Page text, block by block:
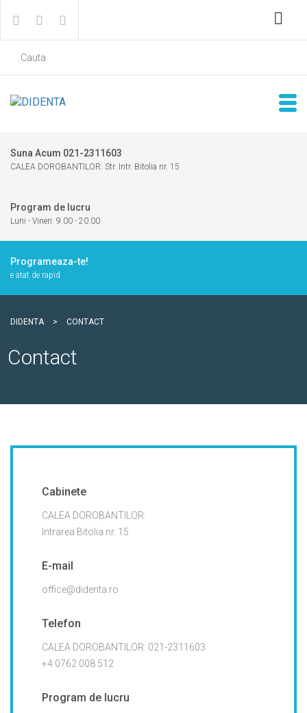
Suna Acum 021-2311603
CALEA DOROBANTILOR: Str. Intr. Bitolia nr. 15
Program de lucru
Luni - Vineri: 9.00 - 20.00
Programeaza-te!
e atat de rapid
DIDENTA > CONTACT
Contact
Cabinete
CALEA DOROBANTILOR:
Intrarea Bitolia nr. 15
E-mail
office@didenta.ro
Telefon
CALEA DOROBANTILOR: 021-2311603
+4 0762 008 512
Program de lucru